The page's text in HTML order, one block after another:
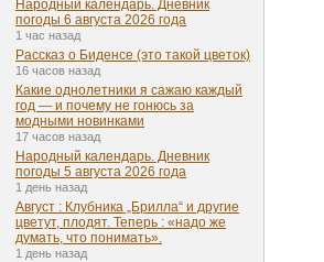
Народный календарь. Дневник
погоды 6 августа 2026 года
1 час назад
Рассказ о Биденсе (это такой цветок)
16 часов назад
Какие однолетники я сажаю каждый
год — и почему не гонюсь за
модными новинками
17 часов назад
Народный календарь. Дневник
погоды 5 августа 2026 года
1 день назад
Август : Клубника „Брилла“ и другие
цветут, плодят. Теперь : «надо же
думать, что понимать».
1 день назад